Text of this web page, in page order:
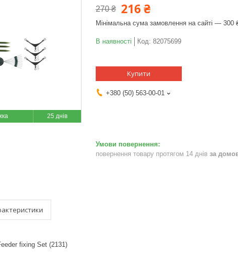
25 днів
270 ₴ 216 ₴
Мінімальна сума замовлення на сайті — 300
В наявності Код: 82075699
Купити
+380 (50) 563-00-01
повернення товару протягом 14 днів за
fixing Set (2131)